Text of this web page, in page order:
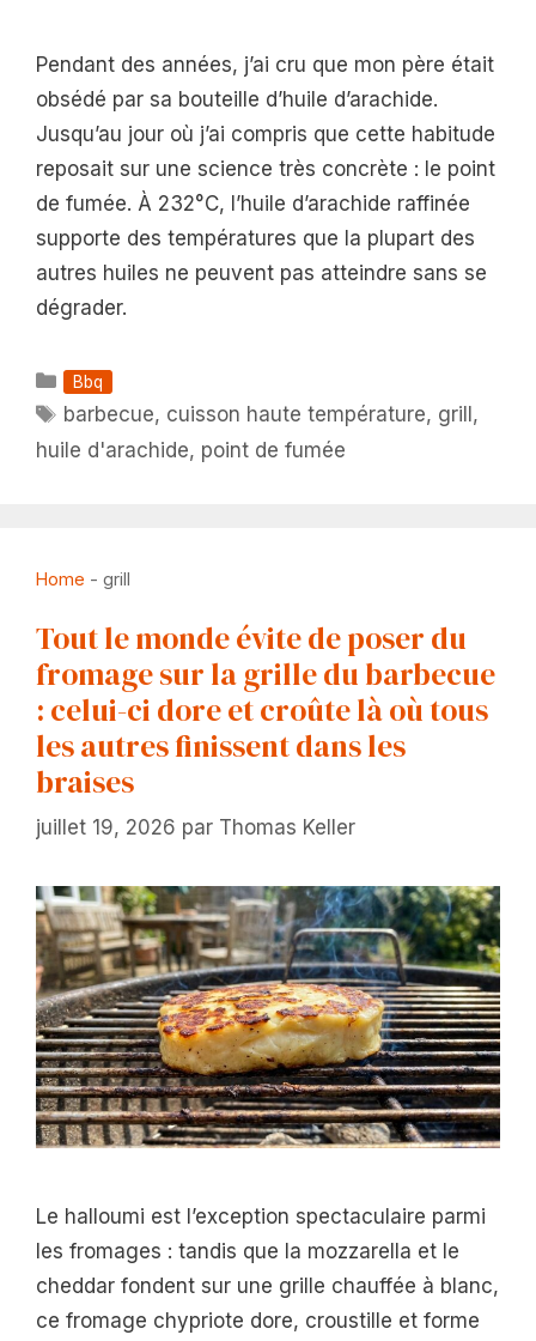
Pendant des années, j’ai cru que mon père était
obsédé par sa bouteille d’huile d’arachide.
Jusqu’au jour où j’ai compris que cette habitude
reposait sur une science très concrète : le point
de fumée. À 232°C, l’huile d’arachide raffinée
supporte des températures que la plupart des
autres huiles ne peuvent pas atteindre sans se
dégrader.
Catégories
Bbq
Étiquettes
barbecue, cuisson haute température, grill ,
huile d'arachide, point de fumée
Home - grill
Tout le monde évite de poser du
fromage sur la grille du barbecue
: celui-ci dore et croûte là où tous
les autres finissent dans les
braises
juillet 19, 2026 par Thomas Keller
Le halloumi est l’exception spectaculaire parmi
les fromages : tandis que la mozzarella et le
cheddar fondent sur une grille chauffée à blanc,
ce fromage chypriote dore, croustille et forme